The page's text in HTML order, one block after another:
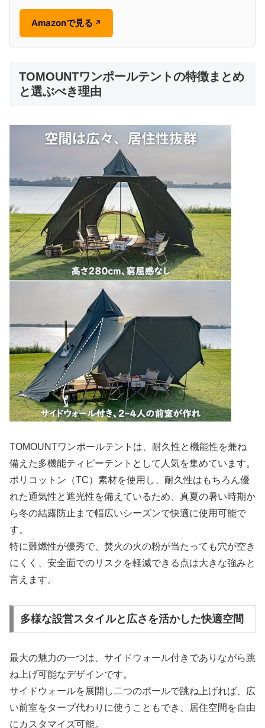
Amazonで見る ↗
TOMOUNTワンポールテントの特徴まとめ
と選ぶべき理由
TOMOUNTワンポールテントは、耐久性と機能性を兼ね
備えた多機能ティピーテントとして人気を集めています。
ポリコットン（TC）素材を使用し、耐久性はもちろん優
れた通気性と遮光性を備えているため、真夏の暑い時期か
ら冬の結露防止まで幅広いシーズンで快適に使用可能で
す。
特に難燃性が優秀で、焚火の火の粉が当たっても穴が空き
にくく、安全面でのリスクを軽減できる点は大きな強みと
言えます。
多様な設営スタイルと広さを活かした快適空間
最大の魅力の一つは、サイドウォール付きでありながら跳
ね上げ可能なデザインです。
サイドウォールを展開し二つのポールで跳ね上げれば、広
い前室をタープ代わりに使うこともでき、居住空間を自由
にカスタマイズ可能。